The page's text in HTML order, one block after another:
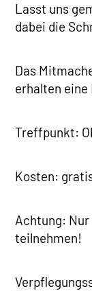
Lasst uns
dabei die
Das
erhalten eine
Treffpunkt:
Kosten:
Achtung:
teilnehmen!